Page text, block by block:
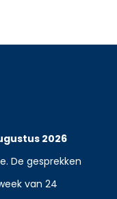
2026
De gesprekken
van 24